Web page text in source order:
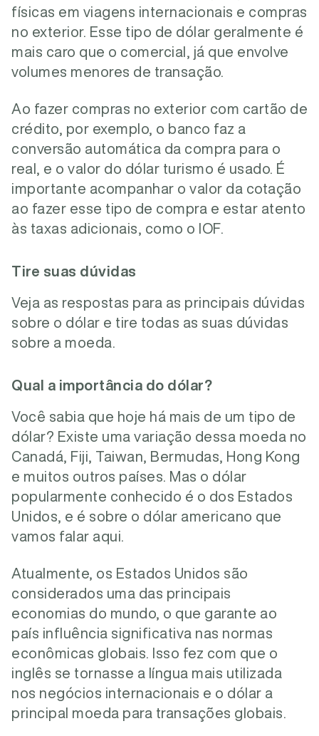
físicas em viagens internacionais e compras
no exterior. Esse tipo de dólar geralmente é
mais caro que o comercial, já que envolve
volumes menores de transação.
Ao fazer compras no exterior com cartão de
crédito, por exemplo, o banco faz a
conversão automática da compra para o
real, e o valor do dólar turismo é usado. É
importante acompanhar o valor da cotação
ao fazer esse tipo de compra e estar atento
às taxas adicionais, como o IOF.
Tire suas dúvidas
Veja as respostas para as principais dúvidas
sobre o dólar e tire todas as suas dúvidas
sobre a moeda.
Qual a importância do dólar?
Você sabia que hoje há mais de um tipo de
dólar? Existe uma variação dessa moeda no
Canadá, Fiji, Taiwan, Bermudas, Hong Kong
e muitos outros países. Mas o dólar
popularmente conhecido é o dos Estados
Unidos, e é sobre o dólar americano que
vamos falar aqui.
Atualmente, os Estados Unidos são
considerados uma das principais
economias do mundo, o que garante ao
país influência significativa nas normas
econômicas globais. Isso fez com que o
inglês se tornasse a língua mais utilizada
nos negócios internacionais e o dólar a
principal moeda para transações globais.